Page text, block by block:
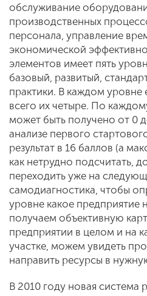
обслуживание
производственных
персонала, управление
экономической
элементов имеет пять
базовый, развитый,
практики. В каждом уровне
всего их четыре. По
может быть получено от 0
анализе первого
результат в 16 баллов (а
как нетрудно подсчитать,
переходить уже на
самодиагностика, чтобы
уровне какое предприятие
получаем объективную
предприятии в целом и на
участке, можем увидеть
направить ресурсы в
В 2010 году новая система